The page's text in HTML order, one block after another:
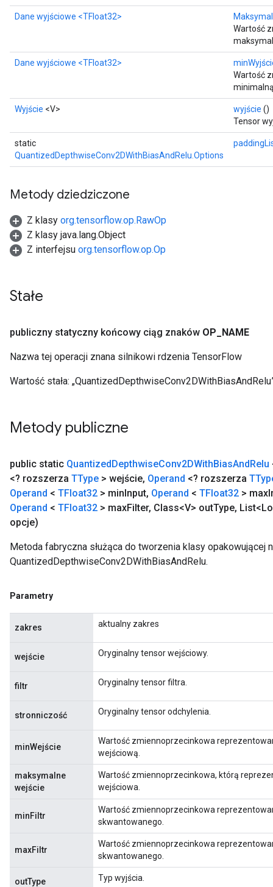
Dane wyjściowe <TFloat32>
Wartość
Dane wyjściowe <TFloat32>
Wartość
Wyjście <V> wyjście ()
Tensor
static
QuantizedDepthwiseConv2DWithBiasAndRelu.Options
Metody dziedziczone
Z klasy org.tensorflow.op.RawOp
Z klasy java.lang.Object
Z interfejsu org.tensorflow.op.Op
Stałe
publiczny statyczny końcowy ciąg znaków OP NAME
Nazwa tej operacji znana silnikowi rdzenia TensorFlow
Wartość stała:
Metody publiczne
public static QuantizedDepthwiseConv2DWithBiasAndRelu
<? rozszerza TType > wejście, Operand <? rozszerza
Operand < TFloat32 > minInput, Operand < TFloat32 > max
Operand < TFloat32 > maxFilter, Class<V> outType,
opcje)
Metoda fabryczna służąca do tworzenia klasy opakowującej
QuantizedDepthwiseConv2DWithBiasAndRelu.
Parametry
zakres aktualny zakres
wejście Oryginalny tensor wejściowy.
filtr Oryginalny tensor filtra.
stronniczość Oryginalny tensor odchylenia.
minWejście
Wartość zmiennoprzecinkowa
wejściową.
maksymalne
wejście
Wartość zmiennoprzecinkowa, którą
wejściowa.
minFiltr
Wartość zmiennoprzecinkowa
skwantowanego.
maxFiltr
Wartość zmiennoprzecinkowa
skwantowanego.
outType Typ wyjścia.